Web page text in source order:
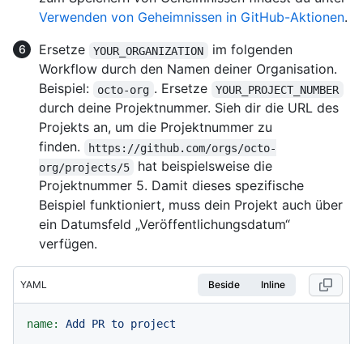
Verwenden von Geheimnissen in GitHub-Aktionen.
Ersetze
YOUR_ORGANIZATION
im folgenden
Workflow durch den Namen deiner Organisation.
Beispiel:
octo-org . Ersetze YOUR_PROJECT_NUMBER
durch deine Projektnummer. Sieh dir die URL des
Projekts an, um die Projektnummer zu
finden.
https://github.com/orgs/octo-
org/projects/5
hat beispielsweise die
Projektnummer 5. Damit dieses spezifische
Beispiel funktioniert, muss dein Projekt auch über
ein Datumsfeld „Veröffentlichungsdatum“
verfügen.
YAML Beside Inline
name: Add PR to project